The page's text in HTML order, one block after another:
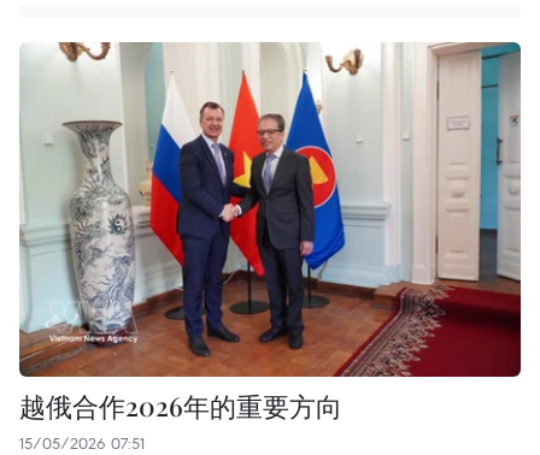
越俄合作2026年的重要方向
15/05/2026 07:51